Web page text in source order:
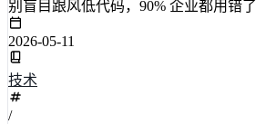
别盲目跟风低代码，90% 企业都用错了
2026-05-11
技术
/